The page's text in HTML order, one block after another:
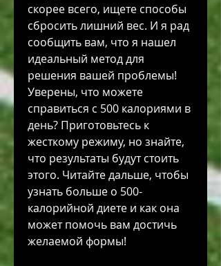
скорее всего, ищете способы
сбросить лишний вес. И я рад
сообщить вам, что я нашел
идеальный метод для
решения вашей проблемы!
Уверены, что можете
справиться с 500 калориями в
день? Приготовьтесь к
жесткому режиму, но знайте,
что результаты будут стоить
этого. Читайте дальше, чтобы
узнать больше о 500-
калорийной диете и как она
может помочь вам достичь
желаемой формы!